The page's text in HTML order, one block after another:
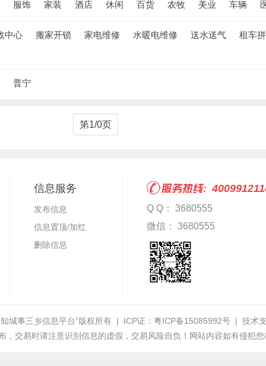
服饰 家装 酒店 休闲 百货 农牧 美业 车辆
中心 搬家开锁 家电维修 水暖电维修 送水送气 租车
普宁
第1/0页
信息服务
发布信息
信息置顶/加红
删除信息
Q Q： 3680555
微信： 3680555
知城事三乡信息平台”版权所有 | ICP证： 粤ICP备15085992号 | 技术支
，交易时请注意识别信息的虚假，交易风险自负！网站内容如有侵犯